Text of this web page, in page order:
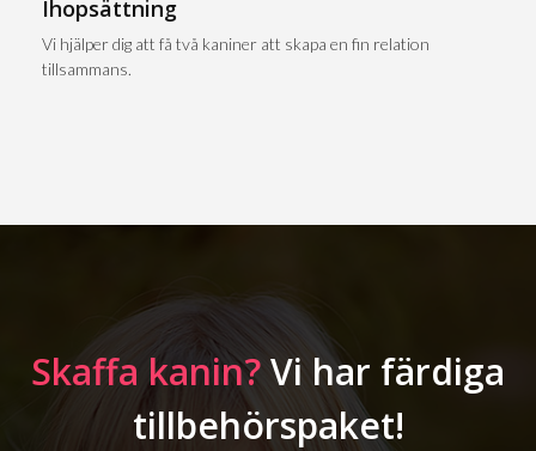
Ihopsättning
Vi hjälper dig att få två kaniner att skapa en fin relation
tillsammans.
Skaffa kanin?Vi har färdiga
tillbehörspaket!